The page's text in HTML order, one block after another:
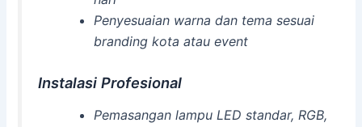
Penyesuaian warna dan tema sesuai
branding kota atau event
Instalasi Profesional
Pemasangan lampu LED standar, RGB,